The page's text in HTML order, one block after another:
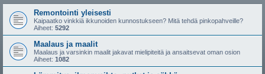
Remontointi yleisesti
Kaipaatko vinkkiä ikkunoiden kunnostukseen? Mitä tehdä pinkopahveille?
Aiheet: 5292
Maalaus ja maalit
Maalaus ja varsinkin maalit jakavat mielipiteitä ja ansaitsevat oman osion
Aiheet: 1082